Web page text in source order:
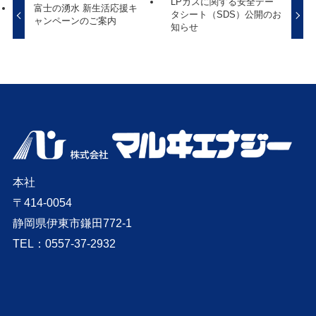
富士の湧水 新生活応援キ
ャンペーンのご案内
タシート（SDS）公開のお
知らせ
本社
〒414-0054
静岡県伊東市鎌田772-1
TEL：0557-37-2932